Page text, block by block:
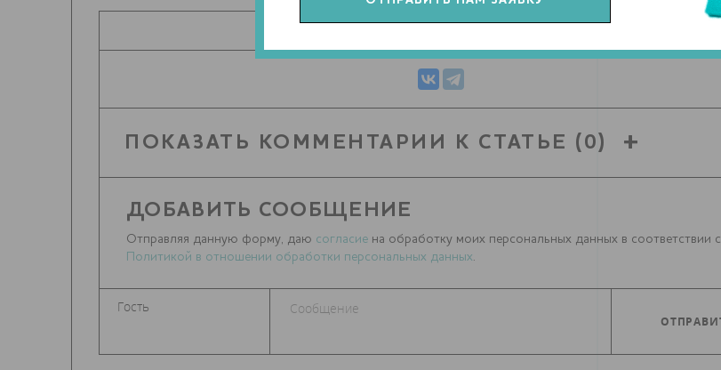
ПОКАЗАТЬ КОММЕНТАРИИ К СТАТЬЕ (0)
ДОБАВИТЬ СООБЩЕНИЕ
Отправляя данную форму, даю согласие на обработку моих персональных данных в соответствии с
Политикой в отношении обработки персональных данных.